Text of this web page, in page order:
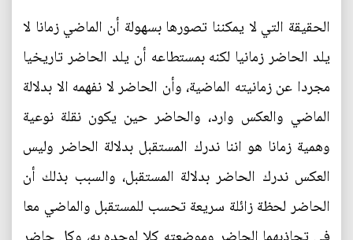
الحقيقة التي لا يمكننا تصورها بسهولة أن الماضي زمانا لا
يلد الحاضر زمانيا لكنه بمستطاعه أن يلد الحاضر تاريخيا
مجردا عن زمانيته الماضية، وأن الحاضر لا نفهمه الا بدلالة
الماضي والعكس وارد، والحاضر حين يكون نقلة نوعية
وهمية زمانا هو اننا ندرك المستقبل بدلالة الحاضر وليس
العكس ندرك الحاضر بدلالة المستقبل، والسبب بذلك أن
الحاضر لحظة زائلة سريعة تحسب للمستقبل والماضي معا